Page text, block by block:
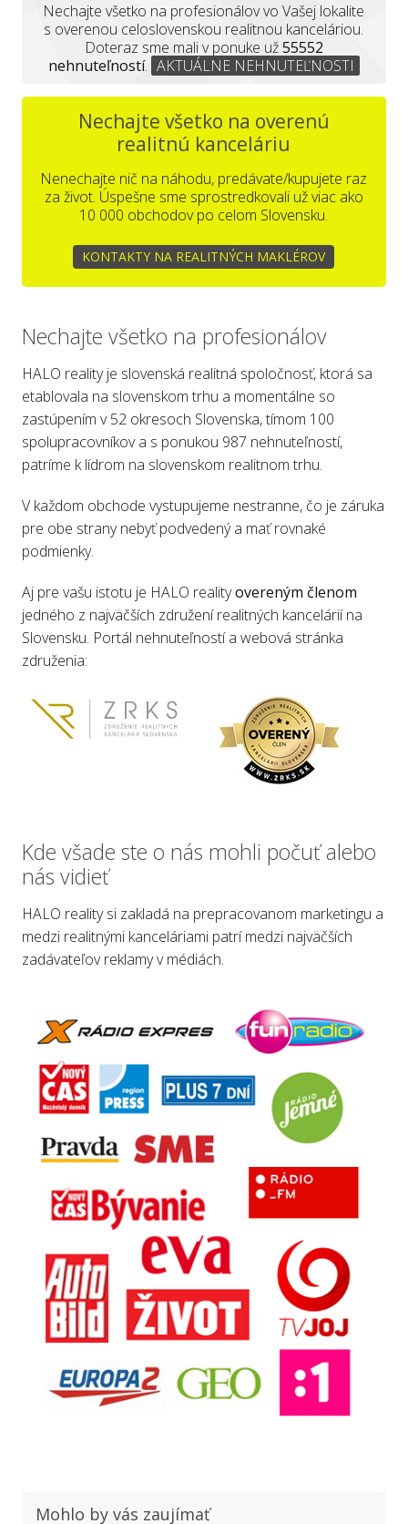
Nechajte všetko na profesionálov vo Vašej lokalite
s overenou celoslovenskou realitnou kanceláriou.
Doteraz sme mali v ponuke už55552
nehnuteľností. AKTUÁLNE NEHNUTEĽNOSTI
Nechajte všetko na overenú
realitnú kanceláriu
Nenechajte nič na náhodu, predávate/kupujete raz
za život. Úspešne sme sprostredkovali už viac ako
10 000 obchodov po celom Slovensku.
KONTAKTY NA REALITNÝCH MAKLÉROV
Nechajte všetko na profesionálov
HALO reality je slovenská realitná spoločnosť, ktorá sa
etablovala na slovenskom trhu a momentálne so
zastúpením v 52 okresoch Slovenska, tímom 100
spolupracovníkov a s ponukou 987 nehnuteľností,
patríme k lídrom na slovenskom realitnom trhu.
V každom obchode vystupujeme nestranne, čo je záruka
pre obe strany nebyť podvedený a mať rovnaké
podmienky.
Aj pre vašu istotu je HALO realityovereným členom
jedného z najväčších združení realitných kancelárií na
Slovensku. Portál nehnuteľností a webová stránka
združenia:
Kde všade ste o nás mohli počuť alebo
nás vidieť
HALO reality si zakladá na prepracovanom marketingu a
medzi realitnými kanceláriami patrí medzi najväčších
zadávateľov reklamy v médiách.
Mohlo by vás zaujímať